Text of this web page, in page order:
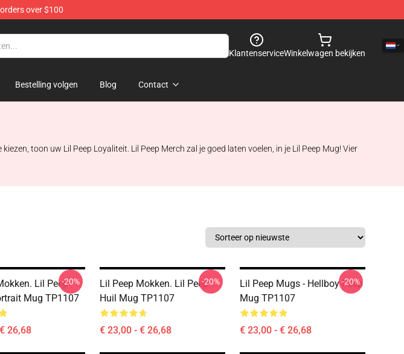
over $100
KlantenserviceWinkelwagen bekijken
Bestelling volgen Blog Contact
toon uw Lil Peep Loyaliteit. Lil Peep Merch zal je goed laten voelen, in je Lil Peep Mug! Vier
Lil Peep
Mug TP1107
26,68
-20%
Lil Peep Mokken. Lil Peep
Huil Mug TP1107
€ 23,00 - € 26,68
-20%
Lil Peep Mugs - Hellboy Peep
Mug TP1107
€ 23,00 - € 26,68
-20%